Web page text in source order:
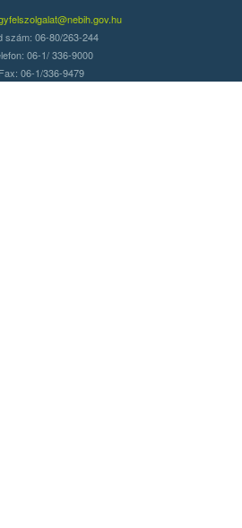
szám: 06-80/263-244
06-1/ 336-9000
Fax: 06-1/336-9479